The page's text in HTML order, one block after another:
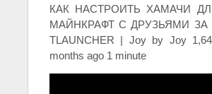
КАК НАСТРОИТЬ ХАМАЧИ
МАЙНКРАФТ С ДРУЗЬЯМИ ЗА
TLAUNCHER | Joy by Joy
months ago 1 minute